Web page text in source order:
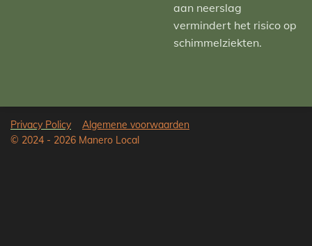
aan neerslag
vermindert het risico op
schimmelziekten.
Privacy Policy
Algemene voorwaarden
© 2024 - 2026 Manero Local